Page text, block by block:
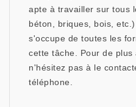
apte à travailler sur tous
béton, briques, bois,
s'occupe de toutes les
cette tâche. Pour de plus
n'hésitez pas à le
téléphone.